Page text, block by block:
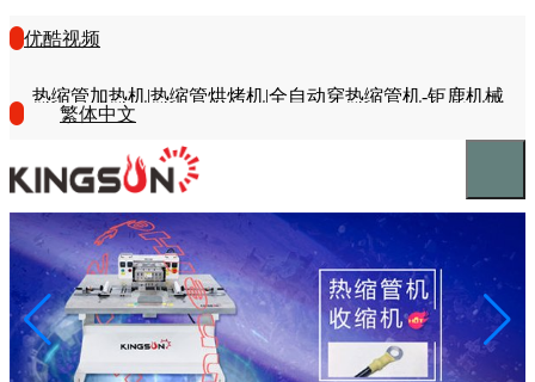
优酷视频
热缩管加热机|热缩管烘烤机|全自动穿热缩管机-钜鹿机械
繁体中文